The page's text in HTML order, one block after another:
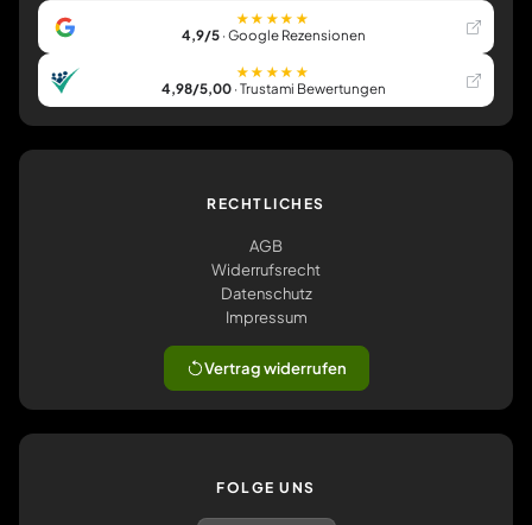
★★★★★
4,9/5· Google Rezensionen
★★★★★
4,98/5,00· Trustami Bewertungen
RECHTLICHES
AGB
Widerrufsrecht
Datenschutz
Impressum
Vertrag widerrufen
FOLGE UNS